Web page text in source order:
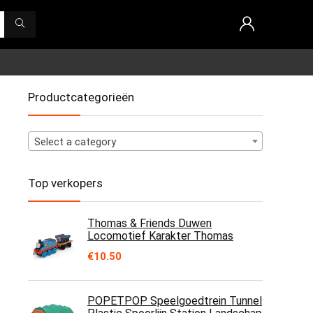
Productcategorieën
Select a category
Top verkopers
Thomas & Friends Duwen
Locomotief Karakter Thomas
€10.50
POPETPOP Speelgoedtrein Tunnel